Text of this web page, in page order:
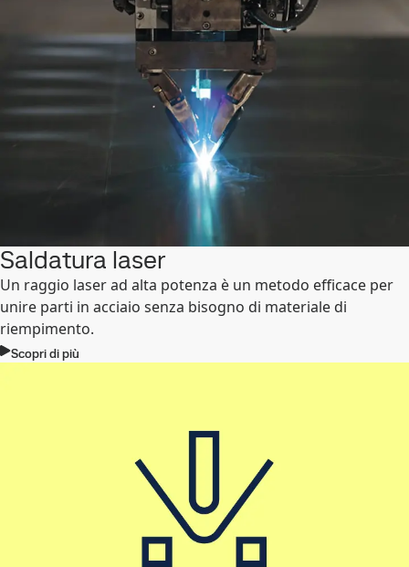
Saldatura laser
Un raggio laser ad alta potenza è un metodo efficace per
unire parti in acciaio senza bisogno di materiale di
riempimento.
Scopri di più